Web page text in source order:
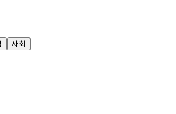
사회